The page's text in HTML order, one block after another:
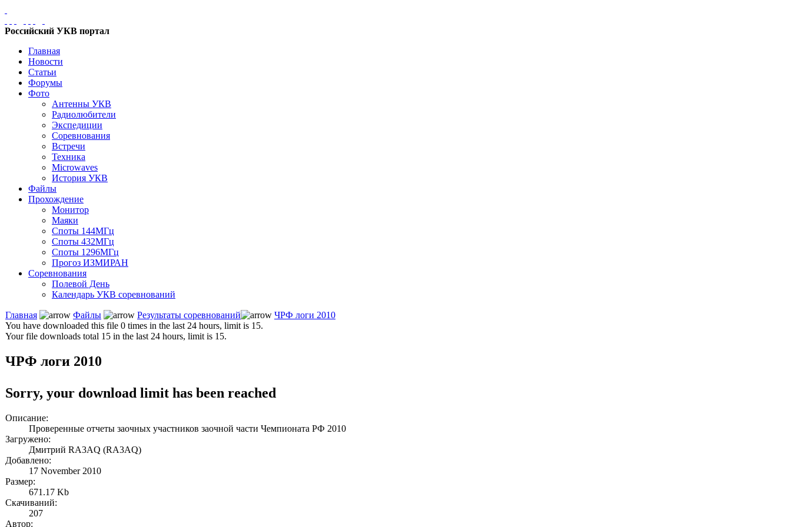
Российский УКВ портал
Главная
Новости
Статьи
Форумы
Фото
Антенны УКВ
Радиолюбители
Экспедиции
Соревнования
Встречи
Техника
Microwaves
История УКВ
Файлы
Прохождение
Монитор
Маяки
Споты 144МГц
Споты 432МГц
Споты 1296МГц
Прогоз ИЗМИРАН
Соревнования
Полевой День
Календарь УКВ соревнований
Главная Файлы Результаты соревнований
ЧРФ логи 2010
You have downloaded this file 0 times in the last 24 hours, limit is 15.
Your file downloads total 15 in the last 24 hours, limit is 15.
ЧРФ логи 2010
Sorry, your download limit has been reached
Описание:
Проверенные отчеты заочных участников заочной части Чемпионата РФ 2010
Загружено:
Дмитрий RA3AQ (RA3AQ)
Добавлено:
17 November 2010
Размер:
671.17 Kb
Скачиваний:
207
Автор: